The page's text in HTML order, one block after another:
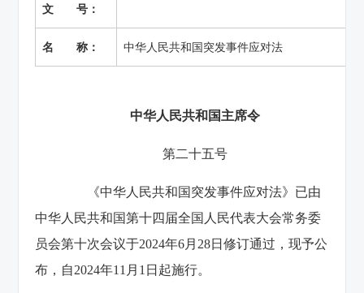
文 号：
名 称： 中华人民共和国突发事件应对法
中华人民共和国主席令
第二十五号
《中华人民共和国突发事件应对法》已由
中华人民共和国第十四届全国人民代表大会常务委
员会第十次会议于2024年6月28日修订通过，现予公
布，自2024年11月1日起施行。